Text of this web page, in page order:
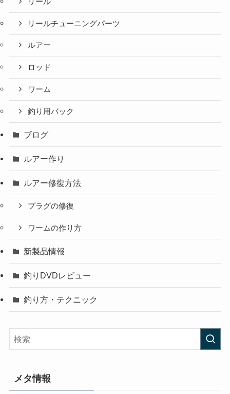
リールチューニングパーツ
ルアー
ロッド
ワーム
釣り用バック
ブログ
ルアー作り
ルアー修復方法
プラグの修復
ワームの作り方
新製品情報
釣りDVDレビュー
釣り方・テクニック
メタ情報